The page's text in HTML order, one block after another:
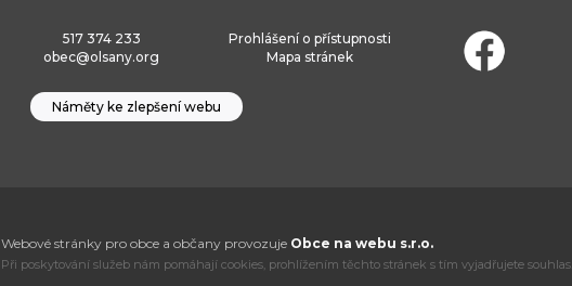
517 374 233
obec@olsany.org
Prohlášení o přístupnosti
Mapa stránek
Náměty ke zlepšení webu
Webové stránky pro obce a občany provozuje Obce na webu s.r.o.
Při poskytování služeb nám pomáhají cookies, prohlížením těchto stránek s tím vyjadřujete souhlas.